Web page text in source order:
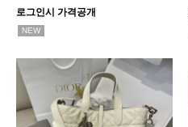
로그인시 가격공개
NEW